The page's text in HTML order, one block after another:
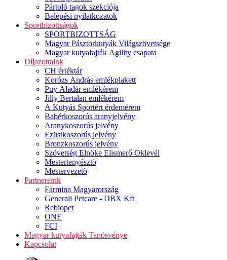
Pártoló tagok szekciója
Belépési nyilatkozatok
Sportbizottságok
SPORTBIZOTTSÁG
Magyar Pásztorkutyák Világszövetsége
Magyar kutyafajták Agility csapata
Díjazottaink
CH értéktár
Korózs András emlékplakett
Puy Aladár emlékérem
Jilly Bertalan emlékérem
A Kutyás Sportért érdemérem
Babérkoszorús aranyjelvény
Aranykoszorús jelvény
Ezüstkoszorús jelvény
Bronzkoszorús jelvény
Szövetség Elnöke Elismerő Oklevél
Mestertenyésztő
Mestervezető
Partnereink
Farmina Magyarország
Generali Petcare - DBX Kft
Rebiopet
ONE
FCI
Magyar kutyafajták Tanösvénye
Kapcsolat